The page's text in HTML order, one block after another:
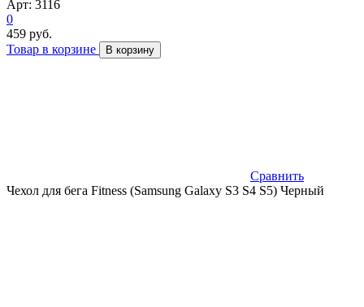
Арт: 3116
0
459 руб.
Товар в корзине
В корзину
Сравнить
Чехол для бега Fitness (Samsung Galaxy S3 S4 S5) Черный